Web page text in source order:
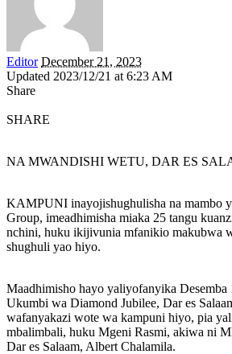
Editor December 21, 2023
Updated 2023/12/21 at 6:23 AM
Share
SHARE
NA MWANDISHI WETU, DAR ES
KAMPUNI inayojishughulisha na mambo
Group, imeadhimisha miaka 25 tangu
nchini, huku ikijivunia mfanikio makubwa
shughuli yao hiyo.
Maadhimisho hayo yaliyofanyika Desemba
Ukumbi wa Diamond Jubilee, Dar es
wafanyakazi wote wa kampuni hiyo, pia
mbalimbali, huku Mgeni Rasmi, akiwa ni
Dar es Salaam, Albert Chalamila.